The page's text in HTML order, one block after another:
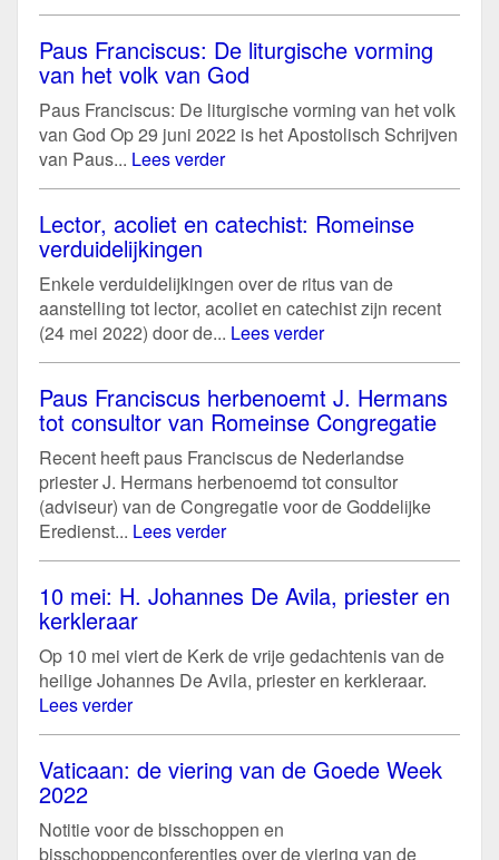
Paus Franciscus: De liturgische vorming
van het volk van God
Paus Franciscus: De liturgische vorming van het volk
van God Op 29 juni 2022 is het Apostolisch Schrijven
van Paus... Lees verder
Lector, acoliet en catechist: Romeinse
verduidelijkingen
Enkele verduidelijkingen over de ritus van de
aanstelling tot lector, acoliet en catechist zijn recent
(24 mei 2022) door de... Lees verder
Paus Franciscus herbenoemt J. Hermans
tot consultor van Romeinse Congregatie
Recent heeft paus Franciscus de Nederlandse
priester J. Hermans herbenoemd tot consultor
(adviseur) van de Congregatie voor de Goddelijke
Eredienst... Lees verder
10 mei: H. Johannes De Avila, priester en
kerkleraar
Op 10 mei viert de Kerk de vrije gedachtenis van de
heilige Johannes De Avila, priester en kerkleraar.
Lees verder
Vaticaan: de viering van de Goede Week
2022
Notitie voor de bisschoppen en
bisschoppenconferenties over de viering van de